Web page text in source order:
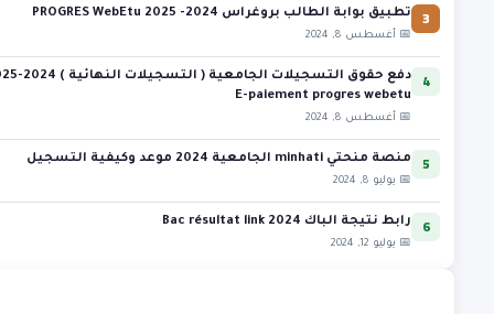
3 تطبيق بوابة الطالب بروغراس 2024- 2025 PROGRES WebEtu
📅 أغسطس 8, 2024
4
دفع حقوق التسجيلات الجامعية
E-paiement progres webetu
📅 أغسطس 8, 2024
5 منصة منحتي minhati الجامعية 2024 موعد وكيفية التسجيل
📅 يوليو 8, 2024
6 رابط نتيجة الباك 2024 Bac résultat link
📅 يوليو 12, 2024